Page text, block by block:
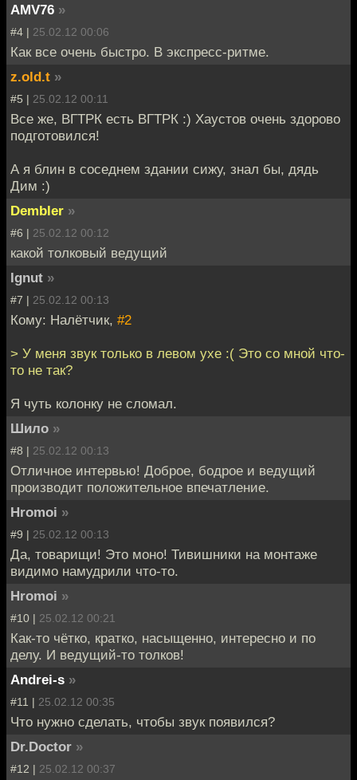
AMV76 »
#4 | 25.02.12 00:06
Как все очень быстро. В экспресс-ритме.
z.old.t »
#5 | 25.02.12 00:11
Все же, ВГТРК есть ВГТРК :) Хаустов очень здорово
подготовился!
А я блин в соседнем здании сижу, знал бы, дядь
Дим :)
Dembler »
#6 | 25.02.12 00:12
какой толковый ведущий
Ignut »
#7 | 25.02.12 00:13
Кому: Налётчик, #2
> У меня звук только в левом ухе :( Это со мной что-
то не так?
Я чуть колонку не сломал.
Шило »
#8 | 25.02.12 00:13
Отличное интервью! Доброе, бодрое и ведущий
производит положительное впечатление.
Hromoi »
#9 | 25.02.12 00:13
Да, товарищи! Это моно! Тивишники на монтаже
видимо намудрили что-то.
Hromoi »
#10 | 25.02.12 00:21
Как-то чётко, кратко, насыщенно, интересно и по
делу. И ведущий-то толков!
Andrei-s »
#11 | 25.02.12 00:35
Что нужно сделать, чтобы звук появился?
Dr.Doctor »
#12 | 25.02.12 00:37